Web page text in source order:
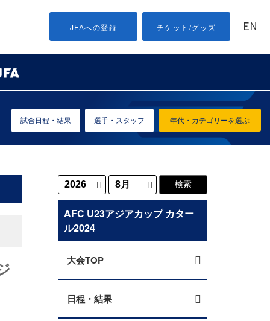
JFAへの登録 チケット/グッズ EN
年代・カテゴリーを選ぶ
試合日程・結果 選手・スタッフ
AFC U23アジアカップ カター
ル2024
大会TOP
日程・結果